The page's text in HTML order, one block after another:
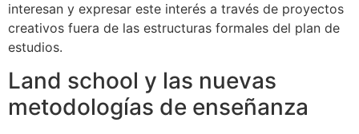
interesan y expresar este interés a través de proyectos
creativos fuera de las estructuras formales del plan de
estudios.
Land school y las nuevas
metodologías de enseñanza